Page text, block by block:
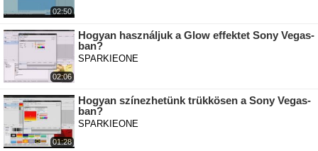
02:50
02:06
Hogyan használjuk a Glow effektet Sony Vegas-
ban?
SPARKIEONE
01:28
Hogyan színezhetünk trükkösen a Sony Vegas-
ban?
SPARKIEONE